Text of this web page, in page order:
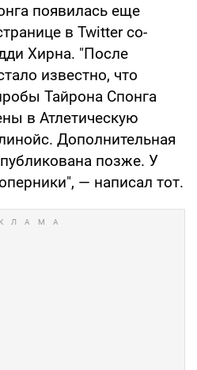
появилась еще
в Twitter со-
Хирна. "После
известно, что
Тайрона Спонга
в Атлетическую
Дополнительная
позже. У
— написал тот.